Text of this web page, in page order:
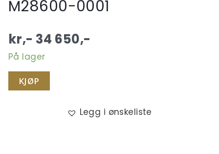
M28600-0001
kr,- 34 650,-
På lager
KJØP
Legg i ønskeliste